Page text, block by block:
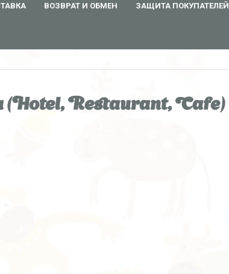
ВОЗВРАТ И ОБМЕН ЗАЩИТА ПОКУПАТЕЛЕЙ
Restaurant, Cafe)